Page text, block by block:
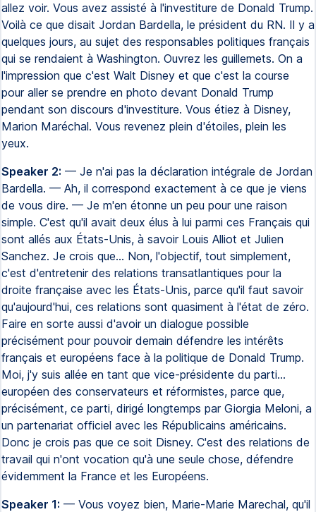
allez voir. Vous avez assisté à l'investiture de Donald Trump.
Voilà ce que disait Jordan Bardella, le président du RN. Il y a
quelques jours, au sujet des responsables politiques français
qui se rendaient à Washington. Ouvrez les guillemets. On a
l'impression que c'est Walt Disney et que c'est la course
pour aller se prendre en photo devant Donald Trump
pendant son discours d'investiture. Vous étiez à Disney,
Marion Maréchal. Vous revenez plein d'étoiles, plein les
yeux.
Speaker 2: — Je n'ai pas la déclaration intégrale de Jordan
Bardella. — Ah, il correspond exactement à ce que je viens
de vous dire. — Je m'en étonne un peu pour une raison
simple. C'est qu'il avait deux élus à lui parmi ces Français qui
sont allés aux États-Unis, à savoir Louis Alliot et Julien
Sanchez. Je crois que... Non, l'objectif, tout simplement,
c'est d'entretenir des relations transatlantiques pour la
droite française avec les États-Unis, parce qu'il faut savoir
qu'aujourd'hui, ces relations sont quasiment à l'état de zéro.
Faire en sorte aussi d'avoir un dialogue possible
précisément pour pouvoir demain défendre les intérêts
français et européens face à la politique de Donald Trump.
Moi, j'y suis allée en tant que vice-présidente du parti...
européen des conservateurs et réformistes, parce que,
précisément, ce parti, dirigé longtemps par Giorgia Meloni, a
un partenariat officiel avec les Républicains américains.
Donc je crois pas que ce soit Disney. C'est des relations de
travail qui n'ont vocation qu'à une seule chose, défendre
évidemment la France et les Européens.
Speaker 1: — Vous voyez bien, Marie-Marie Marechal, qu'il